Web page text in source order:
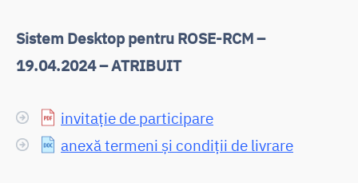
Sistem Desktop pentru ROSE-RCM –
19.04.2024 – ATRIBUIT
invitație de participare
anexă termeni și condiții de livrare